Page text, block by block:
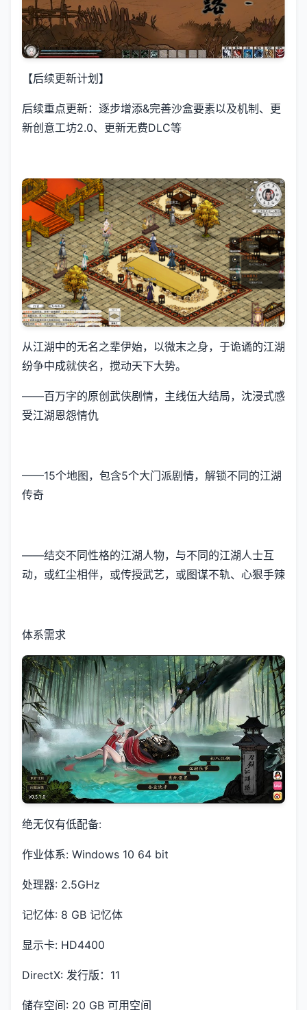
【后续更新计划】
后续重点更新：逐步增添&完善沙盒要素以及机制、更
新创意工坊2.0、更新无费DLC等
从江湖中的无名之辈伊始，以微末之身，于诡谲的江湖
纷争中成就侠名，搅动天下大势。
——百万字的原创武侠剧情，主线伍大结局，沈浸式感
受江湖恩怨情仇
——15个地图，包含5个大门派剧情，解锁不同的江湖
传奇
——结交不同性格的江湖人物，与不同的江湖人士互
动，或红尘相伴，或传授武艺，或图谋不轨、心狠手辣
体系需求
绝无仅有低配备:
作业体系: Windows 10 64 bit
处理器: 2.5GHz
记忆体: 8 GB 记忆体
显示卡: HD4400
DirectX: 发行版：11
储存空间: 20 GB 可用空间